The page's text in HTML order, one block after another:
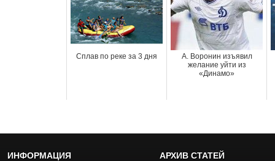
Сплав по реке за 3 дня
А. Воронин изъявил
желание уйти из
«Динамо»
ИНФОРМАЦИЯ АРХИВ СТАТЕЙ